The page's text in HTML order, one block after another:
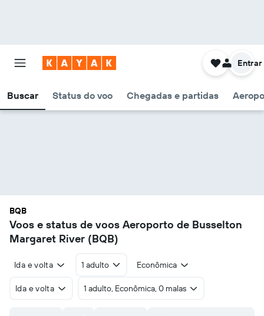
Buscar Status do voo Chegadas e partidas
Entrar
BQB
Voos e status de voos Aeroporto de Busselton
Margaret River (BQB)
Ida e volta 1 adulto Econômica
Ida e volta 1 adulto, Econômica, 0 malas